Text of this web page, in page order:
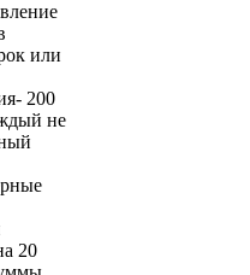
или
200
не
20